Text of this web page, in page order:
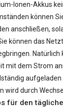
Ionen-Akkus
können
anschließen,
können das
Natürlich
mit dem Strom
wird durch
für den